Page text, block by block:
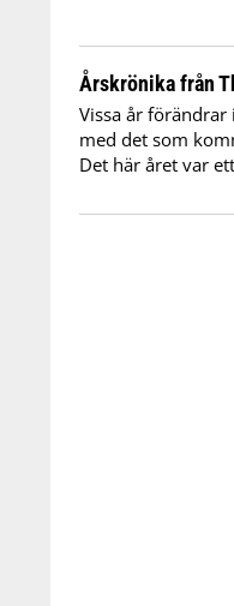
Årskrönika från
Vissa år
med det som
Det här året var